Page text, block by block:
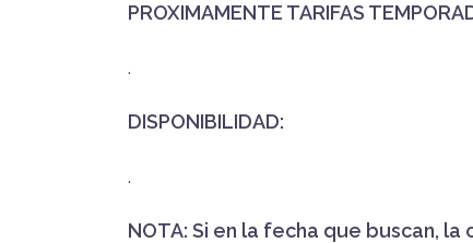
PROXIMAMENTE TARIFAS
.
DISPONIBILIDAD:
.
NOTA: Si en la fecha que buscan,